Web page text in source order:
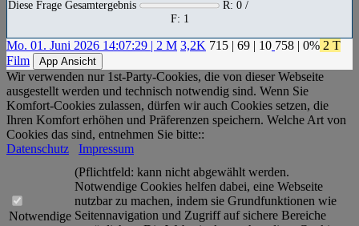
Diese Frage Gesamtergebnis
R: 0 /
F: 1
Mo. 01. Juni 2026 14:07:29 | 2 M 3,2K 715 | 69 | 10 758 | 0% 2 T
Film
App Ansicht
Wir verwenden nur 1st-Party-Cookies, die von dieser Webseite
ausgestellt werden und technisch notwendig sind. Wenn Sie
Komfort-Cookies zulassen, dürfen wir auch Cookies setzen, die
Ihren Komfort erhöhen und Präferenzen speichern. Welche Art von
Cookies das sind, entnehmen Sie bitte::
Datenschutz
Impressum
Notwendige
(Pflichtfeld: kann nicht abgewählt werden.
Notwendige Cookies helfen dabei, eine Webseite
nutzbar zu machen, indem sie Grundfunktionen wie
Seitennavigation und Zugriff auf sichere Bereiche